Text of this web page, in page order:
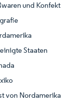
und Konfekt
Staaten
von Nordamerika